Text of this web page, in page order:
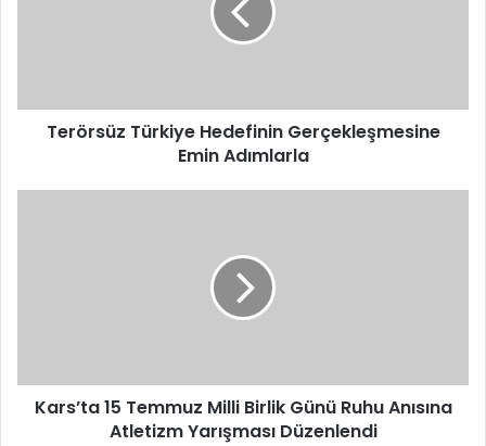
Terörsüz Türkiye Hedefinin Gerçekleşmesine
Emin Adımlarla
Atletizm
Yarışması
Kars’ta 15 Temmuz Milli Birlik Günü Ruhu Anısına
Atletizm Yarışması Düzenlendi